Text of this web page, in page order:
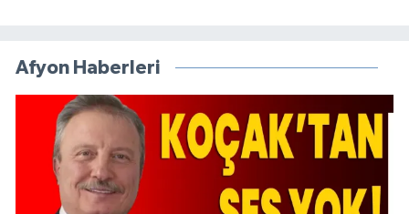
Afyon Haberleri